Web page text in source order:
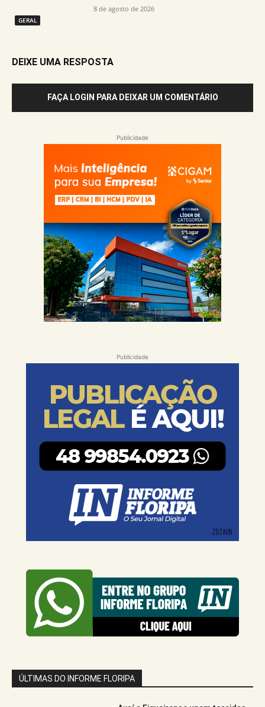
GERAL
8 de agosto de 2026
DEIXE UMA RESPOSTA
FAÇA LOGIN PARA DEIXAR UM COMENTÁRIO
Publicidade
Publicidade
ÚLTIMAS DO INFORME FLORIPA